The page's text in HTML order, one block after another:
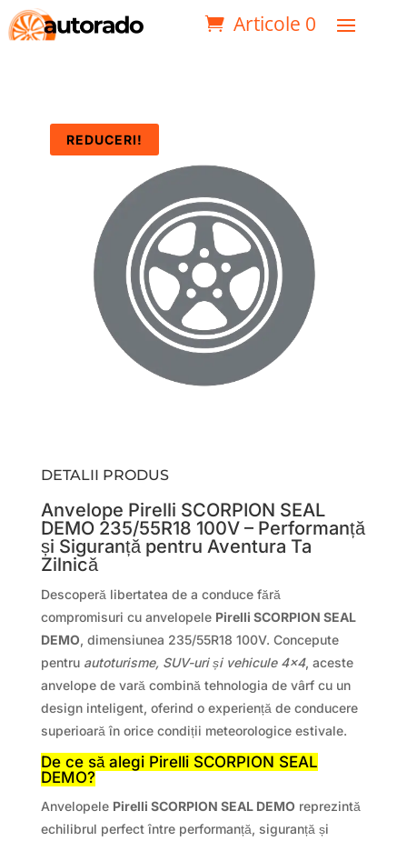
Articole 0
REDUCERI!
DETALII PRODUS
Anvelope Pirelli SCORPION SEAL
DEMO 235/55R18 100V – Performanță
și Siguranță pentru Aventura Ta
Zilnică
Descoperă libertatea de a conduce fără
compromisuri cu anvelopele Pirelli SCORPION SEAL
DEMO, dimensiunea 235/55R18 100V. Concepute
pentru autoturisme, SUV-uri și vehicule 4×4, aceste
anvelope de vară combină tehnologia de vârf cu un
design inteligent, oferind o experiență de conducere
superioară în orice condiții meteorologice estivale.
De ce să alegi Pirelli SCORPION SEAL
DEMO?
Anvelopele Pirelli SCORPION SEAL DEMO reprezintă
echilibrul perfect între performanță, siguranță și